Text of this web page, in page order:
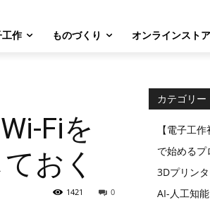
工作 ものづくり オンラインストア
Fiを
おく
0
1421
カテゴリー
【電子工
で始めるプ
3Dプリン
AI-人工知能